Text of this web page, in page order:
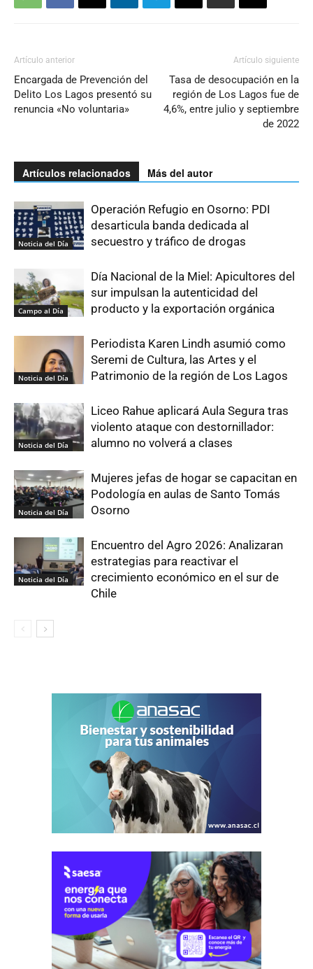
Artículo anterior
Encargada de Prevención del
Delito Los Lagos presentó su
renuncia «No voluntaria»
Artículo siguiente
Tasa de desocupación en la
región de Los Lagos fue de
4,6%, entre julio y septiembre
de 2022
Artículos relacionados Más del autor
Noticia del Día
Operación Refugio en Osorno: PDI
desarticula banda dedicada al
secuestro y tráfico de drogas
Campo al Día
Día Nacional de la Miel: Apicultores del
sur impulsan la autenticidad del
producto y la exportación orgánica
Noticia del Día
Periodista Karen Lindh asumió como
Seremi de Cultura, las Artes y el
Patrimonio de la región de Los Lagos
Noticia del Día
Liceo Rahue aplicará Aula Segura tras
violento ataque con destornillador:
alumno no volverá a clases
Noticia del Día
Mujeres jefas de hogar se capacitan en
Podología en aulas de Santo Tomás
Osorno
Noticia del Día
Encuentro del Agro 2026: Analizaran
estrategias para reactivar el
crecimiento económico en el sur de
Chile